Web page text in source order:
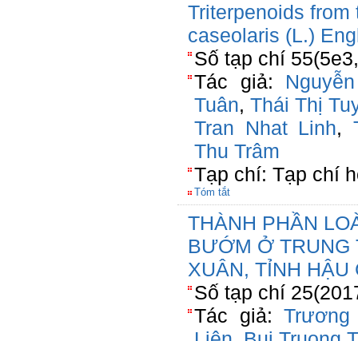
Triterpenoids
caseolaris (L.)
Số tạp chí
Tác giả:
Tuân,Thái Thị
Tran Nhat Linh,
Thu Trâm
Tạp chí: Tạp chí
Tóm tắt
THÀNH PHẦN
BƯỚM Ở TRUNG
XUÂN, TỈNH HẬU
Số tạp chí
Tác giả: